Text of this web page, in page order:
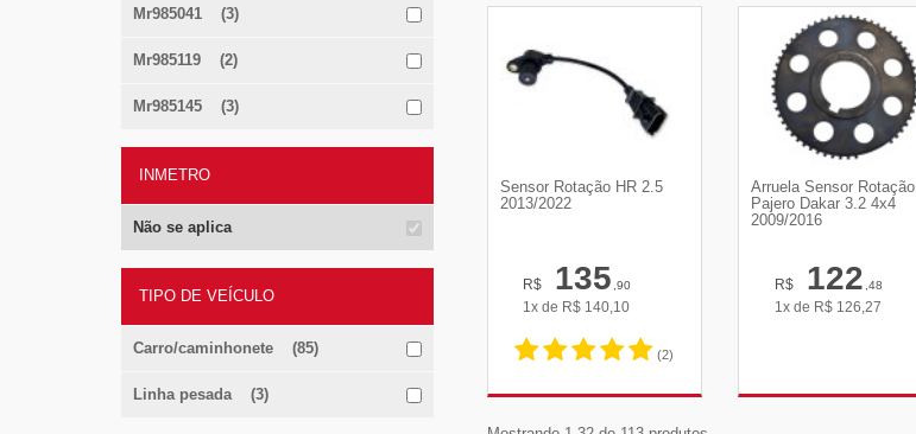
Mr985041 (3)
Mr985119 (2)
Mr985145 (3)
INMETRO
Não se aplica
TIPO DE VEÍCULO
Carro/caminhonete (85)
Linha pesada (3)
Sensor Rotação HR 2.5
2013/2022
R$ 135,90
1x de R$ 140,10
(2)
Arruela Sensor Rotação
Pajero Dakar 3.2 4x4
2009/2016
R$ 122,48
1x de R$ 126,27